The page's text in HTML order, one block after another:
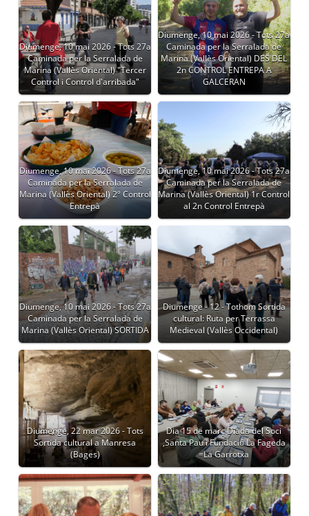
Diumenge, 10 mai 2026 - Tots 27a
Caminada per la Serralada de
Marina (Vallès Oriental) "Tercer
Control i Control d'arribada"
Diumenge, 10 mai 2026 - Tots 27a
Caminada per la Serralada de
Marina (Vallès Oriental) DES DEL
2n CONTROL ENTREPA A
GALCERAN
Diumenge, 10 mai 2026 - Tots 27a
Caminada per la Serralada de
Marina (Vallès Oriental) 2º Control
Entrepà
Diumenge, 10 mai 2026 - Tots 27a
Caminada per la Serralada de
Marina (Vallès Oriental) 1r Control
al 2n Control Entrepà
Diumenge, 10 mai 2026 - Tots 27a
Caminada per la Serralada de
Marina (Vallès Oriental) SORTIDA
Diumenge - 12 - Tothom Sortida
cultural: Ruta per Terrassa
Medieval (Vallès Occidental)
Diumenge, 22 mar 2026 - Tots
Sortida cultural a Manresa
(Bages)
Dia 15 de març Diada del Soci
,Santa Pau i Fundació La Fageda
=La Garrotxa